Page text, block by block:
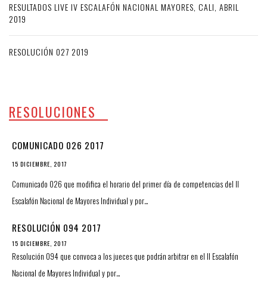
RESULTADOS LIVE IV ESCALAFÓN NACIONAL MAYORES, CALI, ABRIL
2019
RESOLUCIÓN 027 2019
RESOLUCIONES
COMUNICADO 026 2017
15 DICIEMBRE, 2017
Comunicado 026 que modifica el horario del primer día de competencias del II
Escalafón Nacional de Mayores Individual y por…
RESOLUCIÓN 094 2017
15 DICIEMBRE, 2017
Resolución 094 que convoca a los jueces que podrán arbitrar en el II Escalafón
Nacional de Mayores Individual y por…